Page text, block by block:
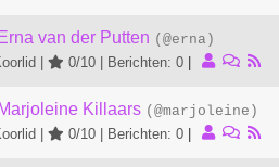
Erna van der Putten (@erna)
|
0/10 | Berichten: 0
Marjoleine Killaars (@marjoleine)
|
0/10 | Berichten: 0